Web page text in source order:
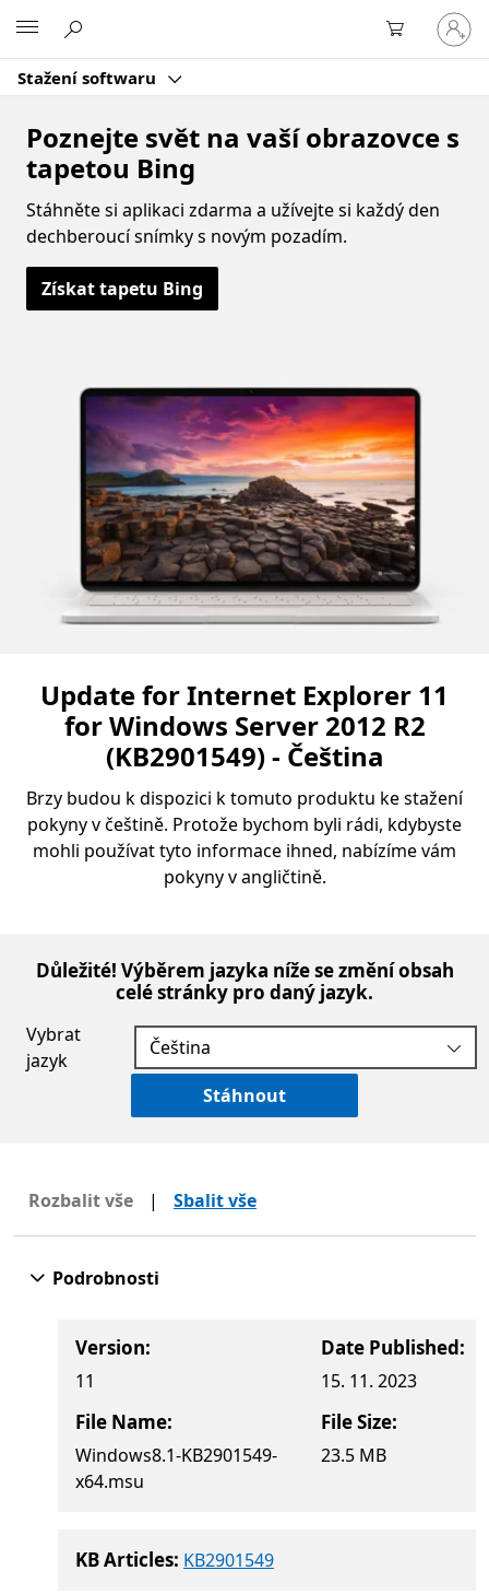
Stažení softwaru
se
ke
účtu
Poznejte svět na vaší obrazovce s
tapetou Bing
Stáhněte si aplikaci zdarma a užívejte si každý den
dechberoucí snímky s novým pozadím.
Získat tapetu Bing
Update for Internet Explorer 11
for Windows Server 2012 R2
(KB2901549) - Čeština
Brzy budou k dispozici k tomuto produktu ke stažení
pokyny v češtině. Protože bychom byli rádi, kdybyste
mohli používat tyto informace ihned, nabízíme vám
pokyny v angličtině.
Důležité! Výběrem jazyka níže se změní obsah
celé stránky pro daný jazyk.
Vybrat
jazyk
Stáhnout
Rozbalit vše | Sbalit vše
Podrobnosti
Version:
11
Date Published:
15. 11. 2023
File Name:
Windows8.1-KB2901549-
x64.msu
File Size:
23.5 MB
KB Articles: KB2901549